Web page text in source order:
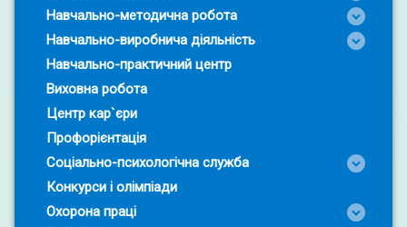
Навчально-методична робота
Навчально-виробнича діяльність
Навчально-практичний центр
Виховна робота
Центр кар`єри
Профорієнтація
Соціально-психологічна служба
Конкурси і олімпіади
Охорона праці